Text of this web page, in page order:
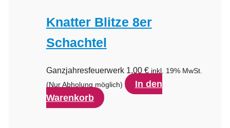
Knatter Blitze 8er
Schachtel
Ganzjahresfeuerwerk 1,00 € inkl. 19% MwSt.
(Nur Abholung möglich)
In den
Warenkorb